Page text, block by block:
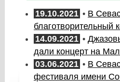
19.10.2021 • В
благотворительный
14.09.2021 •
дали концерт на
03.06.2021 • В
фестиваля имени